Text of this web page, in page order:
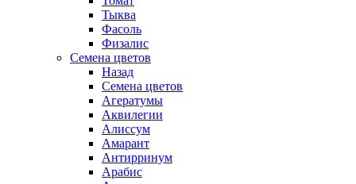
Тыква
Фасоль
Физалис
Семена цветов
Назад
Семена цветов
Агератумы
Аквилегии
Алиссум
Амарант
Антирринум
Арабис